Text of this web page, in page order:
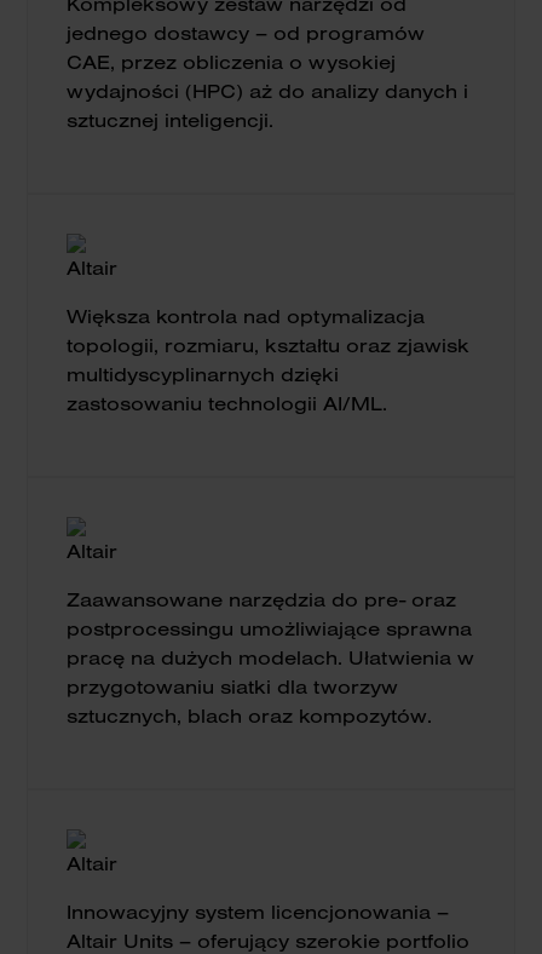
jednego dostawcy – od programów
CAE, przez obliczenia o wysokiej
wydajności (HPC) aż do analizy danych i
sztucznej inteligencji.
Większa kontrola nad optymalizacja
topologii, rozmiaru, kształtu oraz zjawisk
multidyscyplinarnych dzięki
zastosowaniu technologii AI/ML.
Zaawansowane narzędzia do pre- oraz
postprocessingu umożliwiające sprawna
pracę na dużych modelach. Ułatwienia w
przygotowaniu siatki dla tworzyw
sztucznych, blach oraz kompozytów.
Innowacyjny system licencjonowania –
Altair Units – oferujący szerokie portfolio